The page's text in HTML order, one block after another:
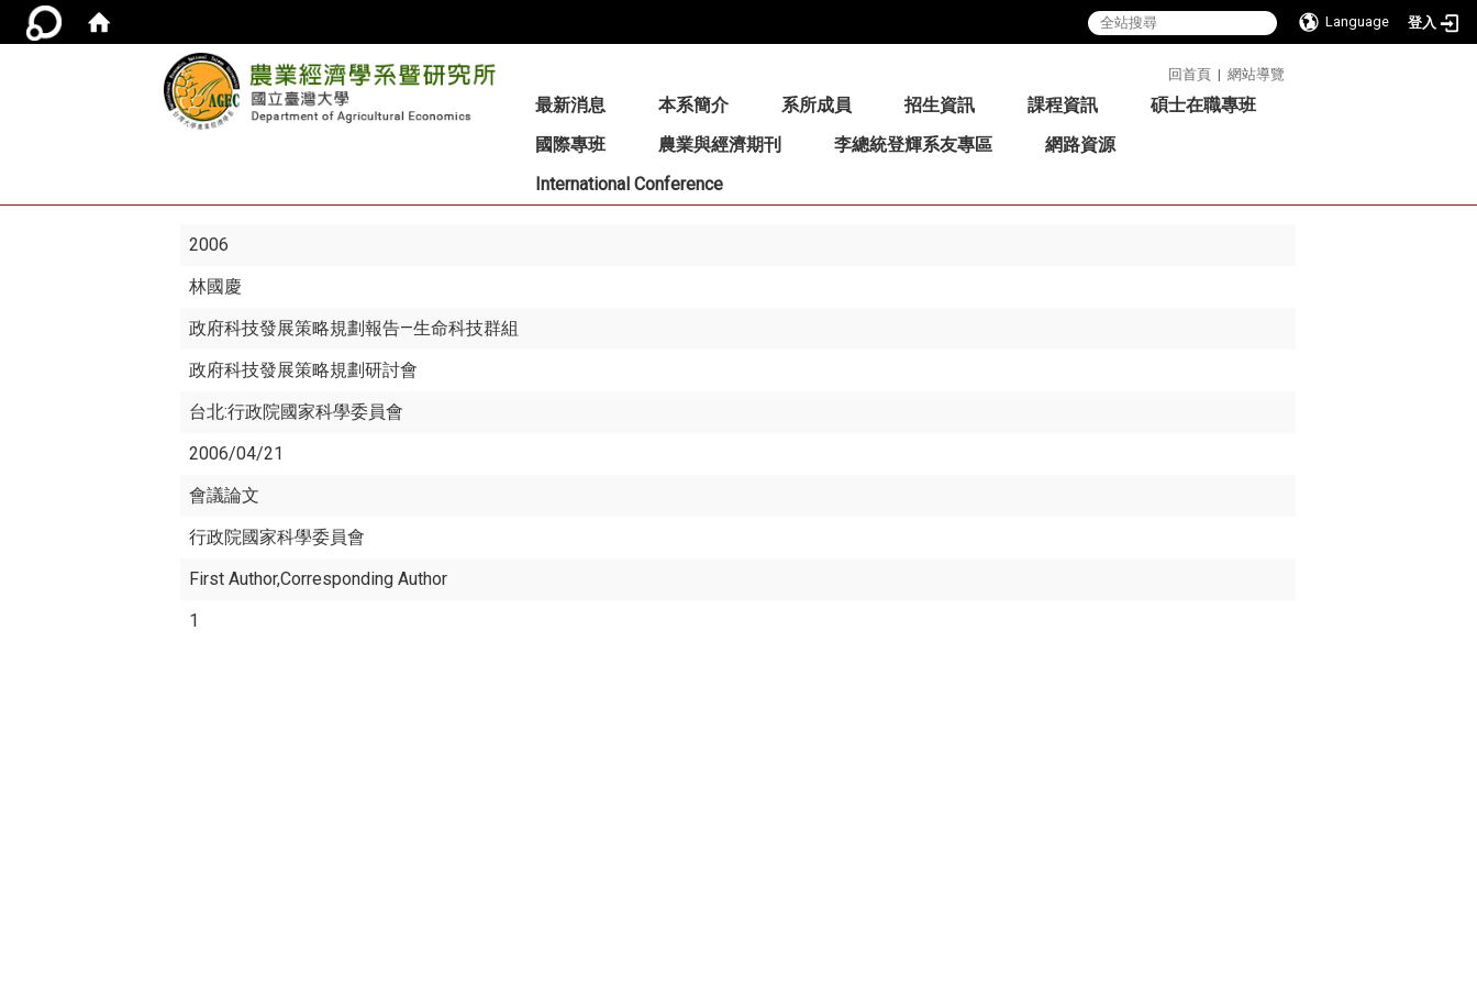
Language 登入
回首頁 | 網站導覽
最新消息 本系簡介 系所成員 招生資訊 課程資訊
碩士在職專班
國際專班
農業與經濟期刊 李總統登輝系友專區
網路資源
International Conference
2006
林國慶
政府科技發展策略規劃報告—生命科技群組
政府科技發展策略規劃研討會
台北:行政院國家科學委員會
2006/04/21
會議論文
行政院國家科學委員會
First Author,Corresponding Author
1